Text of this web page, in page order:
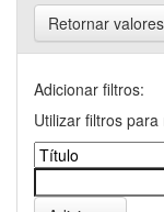
Retornar valores
Adicionar filtros:
Utilizar filtros